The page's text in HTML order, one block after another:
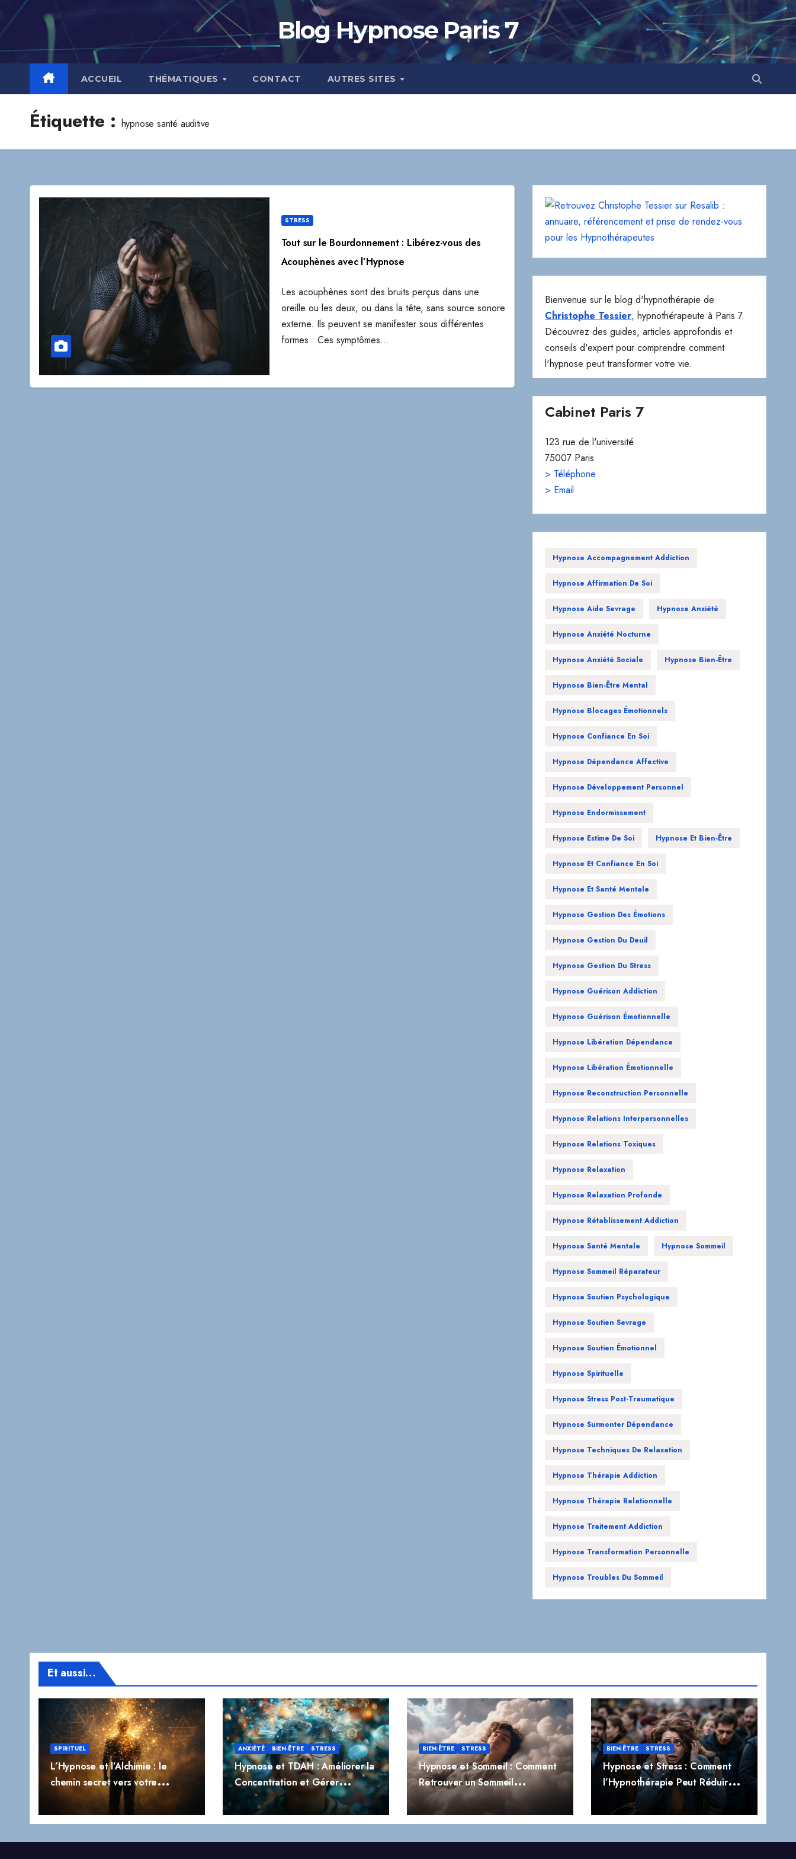
to
content
Blog Hypnose Paris 7
ACCUEIL THÉMATIQUES CONTACT AUTRES SITES
Étiquette : hypnose santé auditive
STRESS
Tout sur le Bourdonnement : Libérez-vous des
Acouphènes avec l’Hypnose
Les acouphènes sont des bruits perçus dans une
oreille ou les deux, ou dans la tête, sans source sonore
externe. Ils peuvent se manifester sous différentes
formes : Ces symptômes…
Bienvenue sur le blog d'hypnothérapie de
Christophe Tessier, hypnothérapeute à Paris 7.
Découvrez des guides, articles approfondis et
conseils d'expert pour comprendre comment
l'hypnose peut transformer votre vie.
Cabinet Paris 7
123 rue de l'université
75007 Paris
> Téléphone
> Email
Hypnose Accompagnement Addiction
Hypnose Affirmation De Soi
Hypnose Aide Sevrage Hypnose Anxiété
Hypnose Anxiété Nocturne
Hypnose Anxiété Sociale Hypnose Bien-Être
Hypnose Bien-Être Mental
Hypnose Blocages Émotionnels
Hypnose Confiance En Soi
Hypnose Dépendance Affective
Hypnose Développement Personnel
Hypnose Endormissement
Hypnose Estime De Soi Hypnose Et Bien-Être
Hypnose Et Confiance En Soi
Hypnose Et Santé Mentale
Hypnose Gestion Des Émotions
Hypnose Gestion Du Deuil
Hypnose Gestion Du Stress
Hypnose Guérison Addiction
Hypnose Guérison Émotionnelle
Hypnose Libération Dépendance
Hypnose Libération Émotionnelle
Hypnose Reconstruction Personnelle
Hypnose Relations Interpersonnelles
Hypnose Relations Toxiques
Hypnose Relaxation
Hypnose Relaxation Profonde
Hypnose Rétablissement Addiction
Hypnose Santé Mentale Hypnose Sommeil
Hypnose Sommeil Réparateur
Hypnose Soutien Psychologique
Hypnose Soutien Sevrage
Hypnose Soutien Émotionnel
Hypnose Spirituelle
Hypnose Stress Post-Traumatique
Hypnose Surmonter Dépendance
Hypnose Techniques De Relaxation
Hypnose Thérapie Addiction
Hypnose Thérapie Relationnelle
Hypnose Traitement Addiction
Hypnose Transformation Personnelle
Hypnose Troubles Du Sommeil
Et aussi…
SPIRITUEL
L’Hypnose et l’Alchimie : le
chemin secret vers votre
transformation profonde
ANXIÉTÉ BIEN-ÊTRE STRESS
Hypnose et TDAH : Améliorer la
Concentration et Gérer
l’Impulsivité
BIEN-ÊTRE STRESS
Hypnose et Sommeil : Comment
Retrouver un Sommeil
Réparateur Naturellement
BIEN-ÊTRE STRESS
Hypnose et Stress : Comment
l’Hypnothérapie Peut Réduire
Naturellement le Stress